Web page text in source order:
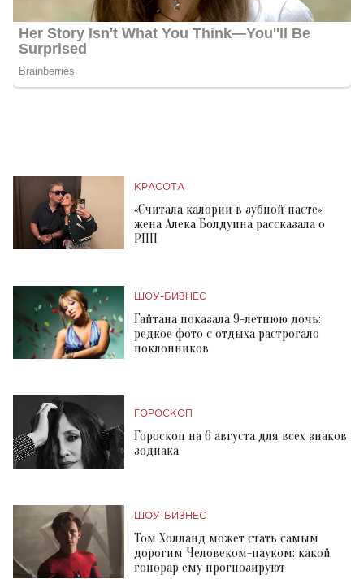
КРАСОТА
«Считала калории в зубной пасте»:
жена Алека Болдуина рассказала о
РПП
ШОУ-БИЗНЕС
Гайтана показала 9-летнюю дочь:
редкое фото с отдыха растрогало
поклонников
ГОРОСКОП
Гороскоп на 6 августа для всех знаков
зодиака
ШОУ-БИЗНЕС
Том Холланд может стать самым
дорогим Человеком-пауком: какой
гонорар ему прогнозируют